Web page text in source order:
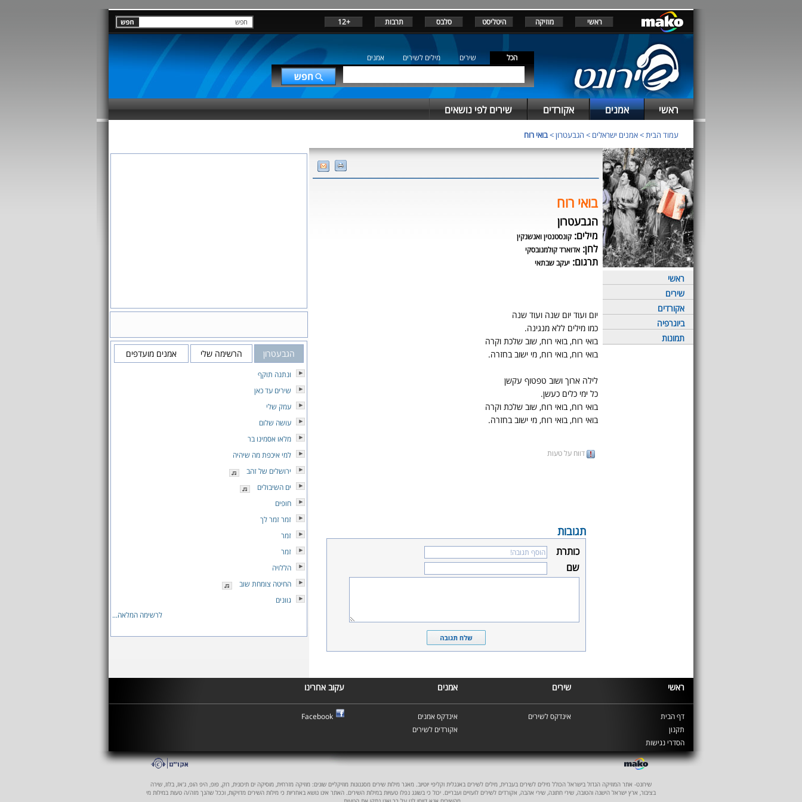
ראשי מוזיקה היטליסט סלבס תרבות +12
הכל שירים מילים לשירים אמנים
ראשי אמנים אקורדים שירים לפי נושאים
עמוד הבית>אמנים ישראלים > הגבעטרון>בואי רוח
ראשי
שירים
אקורדים
ביוגרפיה
תמונות
בואי רוח
הגבעטרון
מילים: קונסטנטין ואנשנקין
לחן: אדוארד קולמנובסקי
תרגום: יעקב שבתאי
יום ועוד יום שנה ועוד שנה
כמו מילים ללא מנגינה.
בואי רוח, בואי רוח, שוב שלכת וקרה
בואי רוח, בואי רוח, מי ישוב בחזרה.
לילה ארוך ושוב טפטוף עקשן
כל ימי כלים כעשן.
בואי רוח, בואי רוח, שוב שלכת וקרה
בואי רוח, בואי רוח, מי ישוב בחזרה.
דווח על טעות
תגובות
כותרת
שם
הגבעטרון הרשימה שלי אמנים מועדפים
ונתנה תוקף
שירים עד כאן
עמק שלי
עושה שלום
מלאו אסמינו בר
למי איכפת מה שיהיה
ירושלים של זהב
ים השיבולים
חופים
זמר זמר לך
זמר
זמר
הללויה
החיטה צומחת שוב
גוונים
לרשימה המלאה...
ראשי שירים אמנים עקוב אחרינו
דף הבית
תקנון
הסדרי נגישות
אינדקס לשירים
אינדקס אמנים
אקורדים לשירים
Facebook
שירונט- אתר המוזיקה הגדול בישראל הכולל מילים לשירים בעברית, מילים לשירים באנגלית וקליפי יוטיוב. מאגר מילות שירים מסגנונות מוזיקליים שונים: מוזיקה מזרחית, מוסיקה ים תיכונית, רוק, פופ, היפ הופ, ג'אז, בלוז, שירה
בציבור, ארץ ישראל הישנה והטובה, שירי חתונה, שירי אהבה, אקורדים לשירים לועזיים ועבריים. יכול כי בשוגג נפלו טעויות במילות השירים. האתר אינו נושא באחריות כי מילות השירים מדויקות, וככל שהנך מזה/ה טעות במילות מי